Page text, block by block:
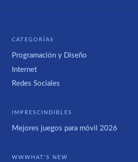
CATEGORÍAS
Programación y Diseño
Internet
Redes Sociales
IMPRESCINDIBLES
Mejores juegos para móvil 2026
WWWHAT'S NEW